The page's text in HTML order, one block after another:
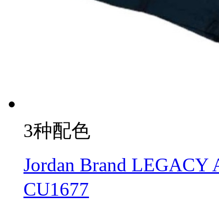
3种配色
Jordan Brand
CU1677